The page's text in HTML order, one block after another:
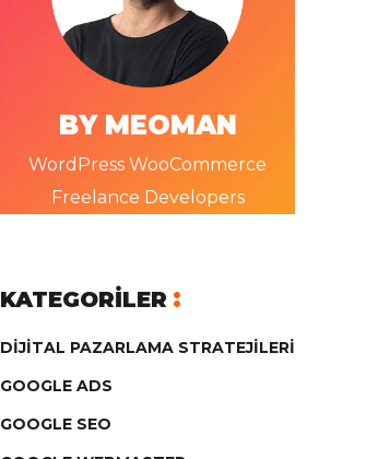
BY MEOMAN
WordPress WooCommerce
Freelance Developers
KATEGORILER
DIJITAL PAZARLAMA STRATEJILERI
GOOGLE ADS
GOOGLE SEO